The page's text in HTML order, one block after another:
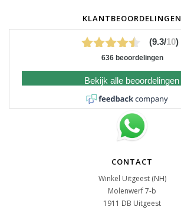
KLANTBEOORDELINGEN
(9.3/10)
636 beoordelingen
Bekijk alle beoordelingen
CONTACT
Winkel Uitgeest (NH)
Molenwerf 7-b
1911 DB Uitgeest